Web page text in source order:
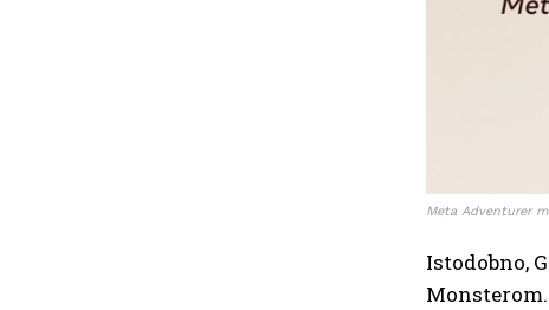
Meta Adventurer
Istodobno,